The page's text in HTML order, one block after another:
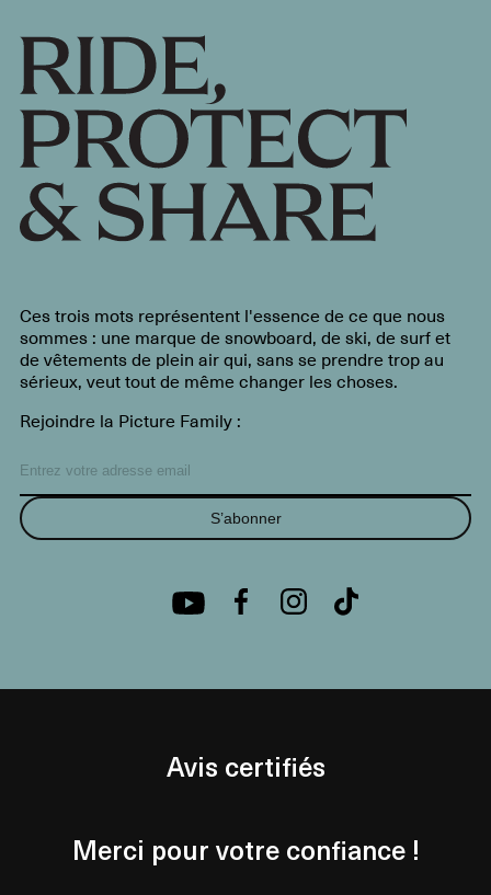
Ces trois mots représentent l'essence de ce que nous
sommes : une marque de snowboard, de ski, de surf et
de vêtements de plein air qui, sans se prendre trop au
sérieux, veut tout de même changer les choses.
Rejoindre la Picture Family :
S’abonner
Avis certifiés
Merci pour votre confiance !